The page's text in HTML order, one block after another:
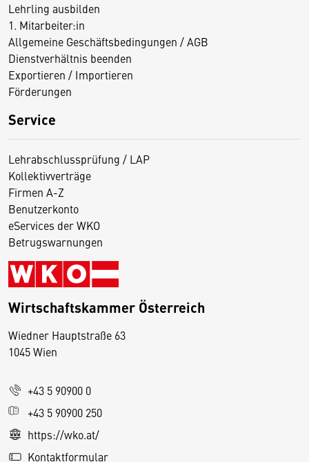
Lehrling ausbilden
1. Mitarbeiter:in
Allgemeine Geschäftsbedingungen / AGB
Dienstverhältnis beenden
Exportieren / Importieren
Förderungen
Service
Lehrabschlussprüfung / LAP
Kollektivverträge
Firmen A-Z
Benutzerkonto
eServices der WKO
Betrugswarnungen
Wirtschaftskammer Österreich
Wiedner Hauptstraße 63
1045 Wien
+43 5 90900 0
+43 5 90900 250
https://wko.at/
Kontaktformular
D
s
e
S
e